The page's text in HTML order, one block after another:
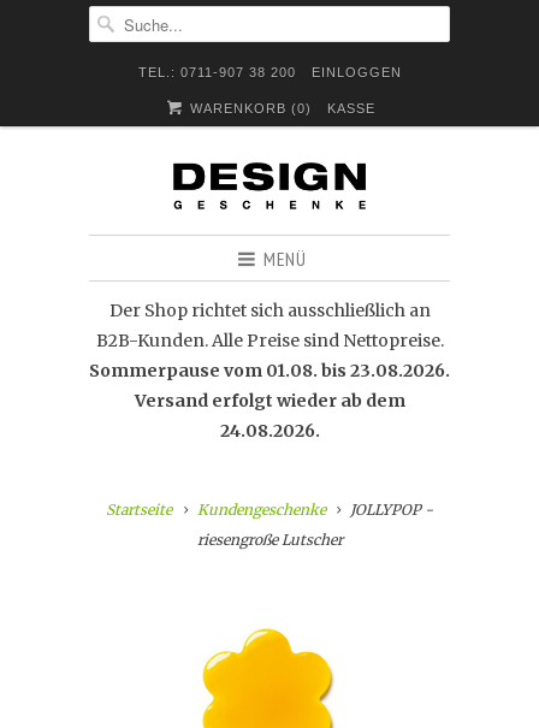
TEL.: 0711-907 38 200 EINLOGGEN
WARENKORB (0) KASSE
MENÜ
Der Shop richtet sich ausschließlich an
B2B-Kunden. Alle Preise sind Nettopreise.
Sommerpause vom 01.08. bis 23.08.2026.
Versand erfolgt wieder ab dem
24.08.2026.
Startseite Kundengeschenke
JOLLYPOP -
riesengroße Lutscher